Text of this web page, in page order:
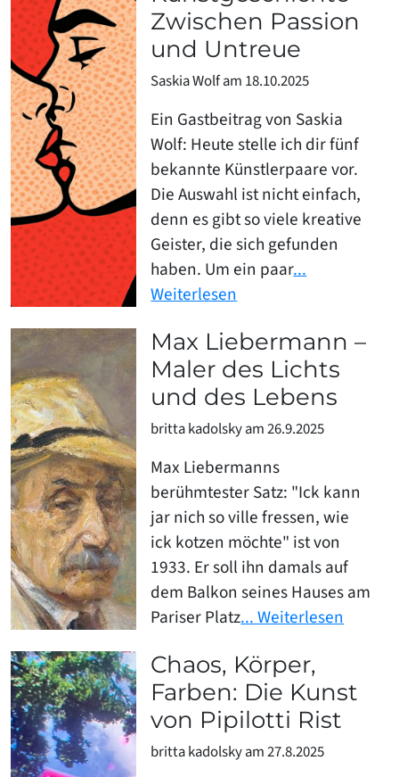
Zwischen Passion
und Untreue
Saskia Wolf am 18.10.2025
Ein Gastbeitrag von Saskia
Wolf: Heute stelle ich dir fünf
bekannte Künstlerpaare vor.
Die Auswahl ist nicht einfach,
denn es gibt so viele kreative
Geister, die sich gefunden
haben. Um ein paar...
Weiterlesen
Max Liebermann –
Maler des Lichts
und des Lebens
britta kadolsky am 26.9.2025
Max Liebermanns
berühmtester Satz: "Ick kann
jar nich so ville fressen, wie
ick kotzen möchte" ist von
1933. Er soll ihn damals auf
dem Balkon seines Hauses am
Pariser Platz... Weiterlesen
Chaos, Körper,
Farben: Die Kunst
von Pipilotti Rist
britta kadolsky am 27.8.2025